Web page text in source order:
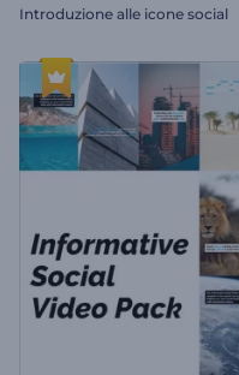
Introduzione alle icone social